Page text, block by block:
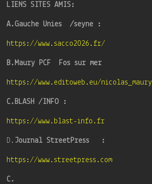
LIENS SITES AMIS:
A.Gauche Unies /seyne :
https://www.sacco2026.fr/
B.Maury PCF Fos sur mer
https://www.editoweb.eu/nicolas_maury
C.BLASH /INFO :
https://www.blast-info.fr
D. Journal StreetPress :
https://www.streetpress.com
C.